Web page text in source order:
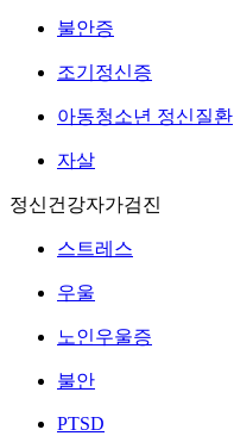
불안증
조기정신증
아동청소년 정신질환
자살
정신건강자가검진
스트레스
우울
노인우울증
불안
PTSD